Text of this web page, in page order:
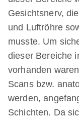
Gesichtsnerv,
und Luftröhre
musste. Um
dieser Bereiche
vorhanden
Scans bzw.
werden,
Schichten. Da